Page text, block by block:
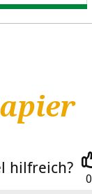
hilfreich?
0